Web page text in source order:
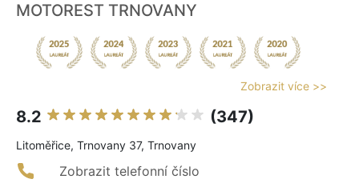
MOTOREST TRNOVANY
Zobrazit více >>
8.2 (347)
Litoměřice, Trnovany 37, Trnovany
Zobrazit telefonní číslo